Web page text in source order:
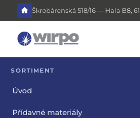
Škrobárenská 518/16 — Hala B8,
SORTIMENT
Úvod
Přídavné materiály